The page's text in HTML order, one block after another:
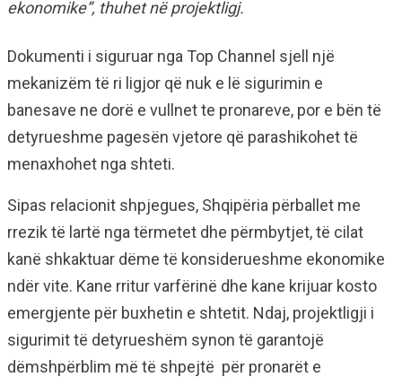
ekonomike”, thuhet në projektligj.
Dokumenti i siguruar nga Top Channel sjell një
mekanizëm të ri ligjor që nuk e lë sigurimin e
banesave ne dorë e vullnet te pronareve, por e bën të
detyrueshme pagesën vjetore që parashikohet të
menaxhohet nga shteti.
Sipas relacionit shpjegues, Shqipëria përballet me
rrezik të lartë nga tërmetet dhe përmbytjet, të cilat
kanë shkaktuar dëme të konsiderueshme ekonomike
ndër vite. Kane rritur varfërinë dhe kane krijuar kosto
emergjente për buxhetin e shtetit. Ndaj, projektligji i
sigurimit të detyrueshëm synon të garantojë
dëmshpërblim më të shpejtë për pronarët e